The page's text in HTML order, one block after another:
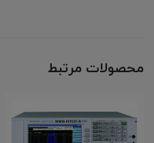
محصولات مرتبط